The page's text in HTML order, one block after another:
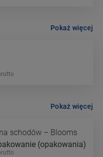
Pokaż więcej
schodów – Blooms
(opakowania)
Pokaż więcej